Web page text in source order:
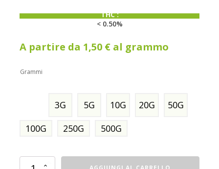
THC :
< 0.50%
A partire da 1,50 € al grammo
Grammi
3G 5G 10G 20G
50G
100G
250G 500G
Diesel